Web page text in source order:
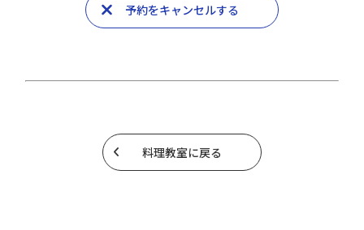
予約をキャンセルする
料理教室に戻る